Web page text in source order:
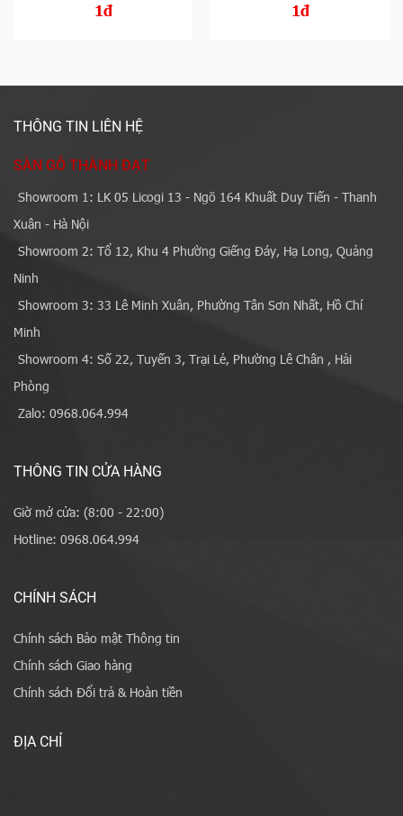
1đ 1đ
THÔNG TIN LIÊN HỆ
SÀN GỖ THÀNH ĐẠT
Showroom 1: LK 05 Licogi 13 - Ngõ 164 Khuất Duy Tiến - Thanh
Xuân - Hà Nội
Showroom 2: Tổ 12, Khu 4 Phường Giếng Đáy, Hạ Long, Quảng
Ninh
Showroom 3: 33 Lê Minh Xuân, Phường Tân Sơn Nhất, Hồ Chí
Minh
Showroom 4: Số 22, Tuyến 3, Trại Lẻ, Phường Lê Chân , Hải
Phòng
Zalo: 0968.064.994
THÔNG TIN CỬA HÀNG
Giờ mở cửa: (8:00 - 22:00)
Hotline: 0968.064.994
CHÍNH SÁCH
Chính sách Bảo mật Thông tin
Chính sách Giao hàng
Chính sách Đổi trả & Hoàn tiền
ĐỊA CHỈ